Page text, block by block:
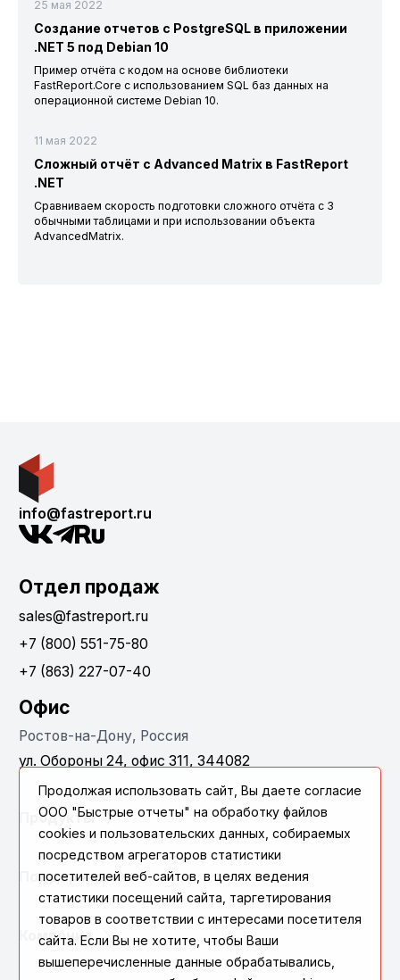
25 мая 2022
Создание отчетов с PostgreSQL в приложении
.NET 5 под Debian 10
Пример отчёта с кодом на основе библиотеки
FastReport.Core с использованием SQL баз данных на
операционной системе Debian 10.
11 мая 2022
Сложный отчёт с Advanced Matrix в FastReport
.NET
Сравниваем скорость подготовки сложного отчёта с 3
обычными таблицами и при использовании объекта
AdvancedMatrix.
info@fastreport.ru
Отдел продаж
sales@fastreport.ru
+7 (800) 551-75-80
+7 (863) 227-07-40
Офис
Ростов-на-Дону, Россия
ул. Обороны 24, офис 311, 344082
Продукты
Поддержка
Компания
Продолжая использовать сайт, Вы даете согласие
ООО "Быстрые отчеты" на обработку файлов
cookies и пользовательских данных, собираемых
посредством агрегаторов статистики
посетителей веб-сайтов, в целях ведения
статистики посещений сайта, таргетирования
товаров в соответствии с интересами посетителя
сайта. Если Вы не хотите, чтобы Ваши
вышеперечисленные данные обрабатывались,